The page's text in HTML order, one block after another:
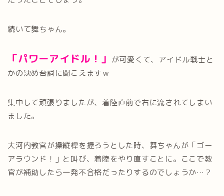
続いて舞ちゃん。
「パワーアイドル！」 が可愛くて、アイドル戦士と
かの決め台詞に聞こえますｗ
集中して頑張りましたが、着陸直前で右に流されてしまい
ました。
大河内教官が操縦桿を握ろうとした時、舞ちゃんが「ゴー
アラウンド！」と叫び、着陸をやり直すことに。ここで教
官が補助したら一発不合格だったりするのでしょうか…？